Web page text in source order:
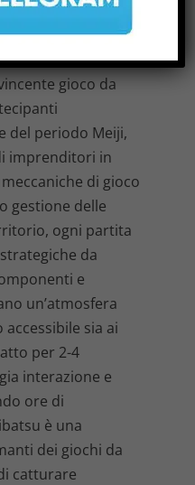
GIOCO DA
gioco da
del periodo Meiji,
imprenditori in
di gioco
gestione delle
ogni partita
da
e
un’atmosfera
sia ai
per 2-4
interazione e
ore di
è una
dei giochi da
catturare